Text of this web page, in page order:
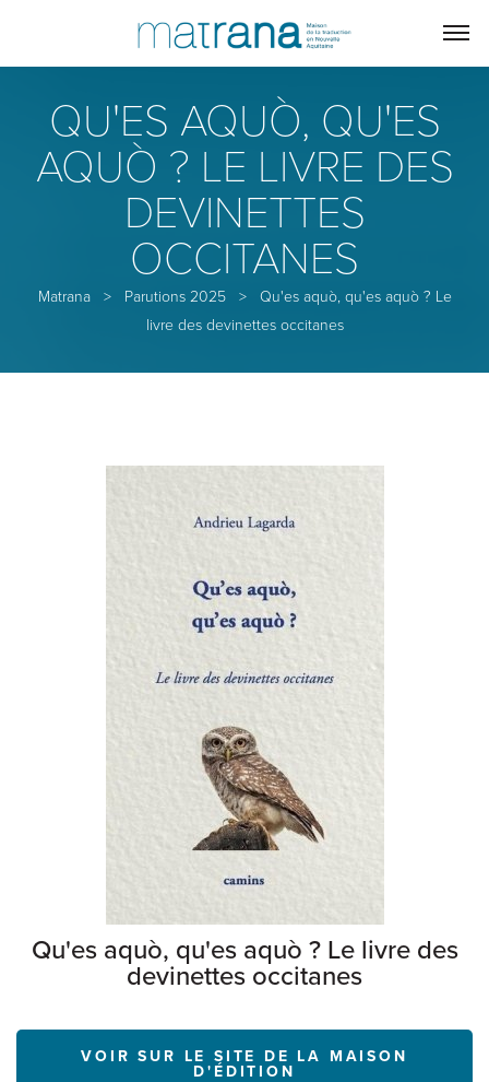
QU'ES AQUÒ, QU'ES
AQUÒ ? LE LIVRE DES
DEVINETTES
OCCITANES
Matrana> Parutions 2025 >
Qu'es aquò, qu'es aquò ? Le
livre des devinettes occitanes
Qu'es aquò, qu'es aquò ? Le livre des
devinettes occitanes
VOIR SUR LE SITE DE LA MAISON
D'ÉDITION